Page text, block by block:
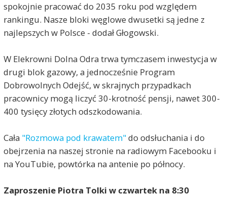
spokojnie pracować do 2035 roku pod względem
rankingu. Nasze bloki węglowe dwusetki są jedne z
najlepszych w Polsce - dodał Głogowski.
W Elekrowni Dolna Odra trwa tymczasem inwestycja w
drugi blok gazowy, a jednocześnie Program
Dobrowolnych Odejść, w skrajnych przypadkach
pracownicy mogą liczyć 30-krotność pensji, nawet 300-
400 tysięcy złotych odszkodowania.
Cała "Rozmowa pod krawatem"do odsłuchania i do
obejrzenia na naszej stronie na radiowym Facebooku i
na YouTubie, powtórka na antenie po północy.
Zaproszenie Piotra Tolki w czwartek na 8:30